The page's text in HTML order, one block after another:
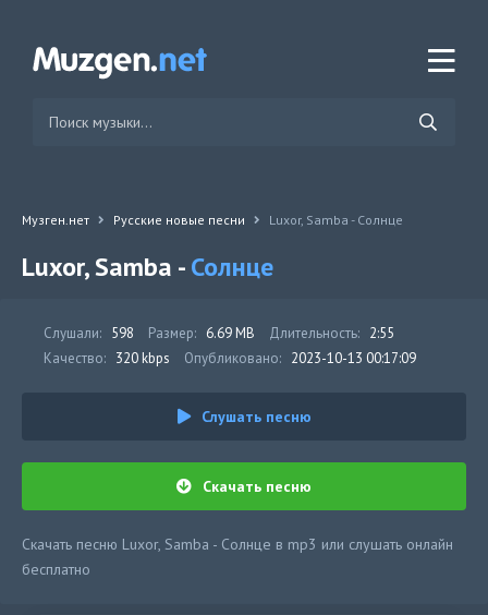
Музген.нет Русские новые песни Luxor, Samba - Солнце
Luxor, Samba -Солнце
Слушали: 598 Размер: 6.69 MB Длительность: 2:55
Качество: 320 kbps Опубликовано: 2023-10-13 00:17:09
Слушать песню
Скачать песню
Скачать песню Luxor, Samba - Солнце в mp3 или слушать онлайн
бесплатно